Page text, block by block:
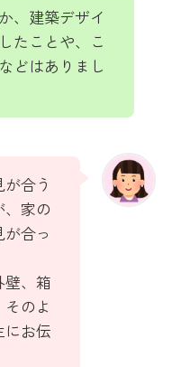
、建築デザイ
たことや、こ
どはありまし
合う
家の
合っ
壁、箱
のよ
にお伝